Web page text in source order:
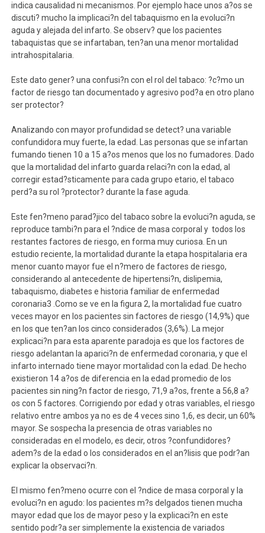
indica causalidad ni mecanismos. Por ejemplo hace unos a?os se
discuti? mucho la implicaci?n del tabaquismo en la evoluci?n
aguda y alejada del infarto. Se observ? que los pacientes
tabaquistas que se infartaban, ten?an una menor mortalidad
intrahospitalaria.
Este dato gener? una confusi?n con el rol del tabaco: ?c?mo un
factor de riesgo tan documentado y agresivo pod?a en otro plano
ser protector?
Analizando con mayor profundidad se detect? una variable
confundidora muy fuerte, la edad. Las personas que se infartan
fumando tienen 10 a 15 a?os menos que los no fumadores. Dado
que la mortalidad del infarto guarda relaci?n con la edad, al
corregir estad?sticamente para cada grupo etario, el tabaco
perd?a su rol ?protector? durante la fase aguda.
Este fen?meno parad?jico del tabaco sobre la evoluci?n aguda, se
reproduce tambi?n para el ?ndice de masa corporal y todos los
restantes factores de riesgo, en forma muy curiosa. En un
estudio reciente, la mortalidad durante la etapa hospitalaria era
menor cuanto mayor fue el n?mero de factores de riesgo,
considerando al antecedente de hipertensi?n, dislipemia,
tabaquismo, diabetes e historia familiar de enfermedad
coronaria3 .Como se ve en la figura 2, la mortalidad fue cuatro
veces mayor en los pacientes sin factores de riesgo (14,9%) que
en los que ten?an los cinco considerados (3,6%). La mejor
explicaci?n para esta aparente paradoja es que los factores de
riesgo adelantan la aparici?n de enfermedad coronaria, y que el
infarto internado tiene mayor mortalidad con la edad. De hecho
existieron 14 a?os de diferencia en la edad promedio de los
pacientes sin ning?n factor de riesgo, 71,9 a?os, frente a 56,8 a?
os con 5 factores. Corrigiendo por edad y otras variables, el riesgo
relativo entre ambos ya no es de 4 veces sino 1,6, es decir, un 60%
mayor. Se sospecha la presencia de otras variables no
consideradas en el modelo, es decir, otros ?confundidores?
adem?s de la edad o los considerados en el an?lisis que podr?an
explicar la observaci?n.
El mismo fen?meno ocurre con el ?ndice de masa corporal y la
evoluci?n en agudo: los pacientes m?s delgados tienen mucha
mayor edad que los de mayor peso y la explicaci?n en este
sentido podr?a ser simplemente la existencia de variados